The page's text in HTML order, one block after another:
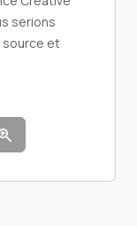
serions
source et